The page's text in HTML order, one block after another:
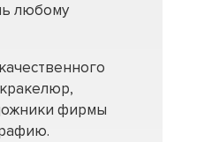
любому
фирмы